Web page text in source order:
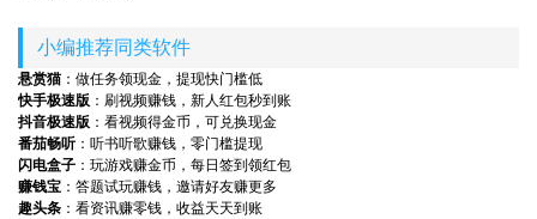
小编推荐同类软件
悬赏猫：做任务领现金，提现快门槛低
快手极速版 ：刷视频赚钱，新人红包秒到账
抖音极速版 ：看视频得金币，可兑换现金
番茄畅听 ：听书听歌赚钱，零门槛提现
闪电盒子 ：玩游戏赚金币，每日签到领红包
赚钱宝 ：答题试玩赚钱，邀请好友赚更多
趣头条 ：看资讯赚零钱，收益天天到账